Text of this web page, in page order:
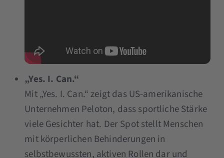
„Yes. I. Can.“
Mit „Yes. I. Can.“ zeigt das US-amerikanische
Unternehmen Peloton, dass sportliche Stärke
viele Gesichter hat. Der Spot stellt Menschen
mit körperlichen Behinderungen in
selbstbewussten, aktiven Rollen dar und